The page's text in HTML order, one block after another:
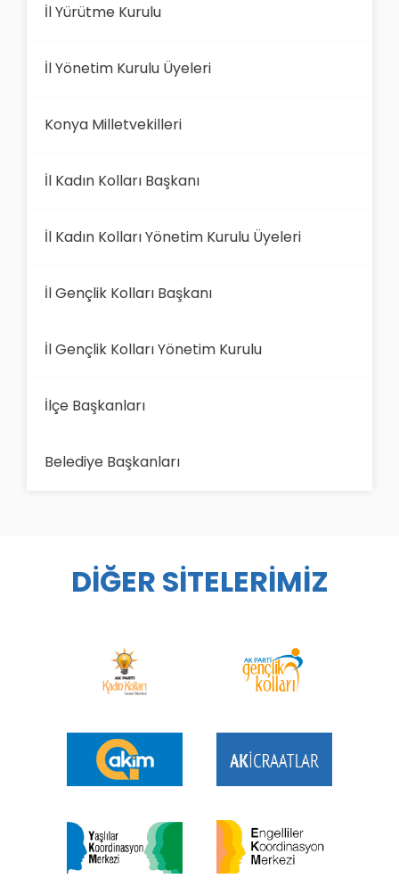
İl Yürütme Kurulu
İl Yönetim Kurulu Üyeleri
Konya Milletvekilleri
İl Kadın Kolları Başkanı
İl Kadın Kolları Yönetim Kurulu Üyeleri
İl Gençlik Kolları Başkanı
İl Gençlik Kolları Yönetim Kurulu
İlçe Başkanları
Belediye Başkanları
DİĞER SİTELERİMİZ